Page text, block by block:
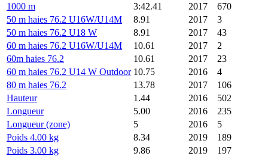
1000 m
3:42.41 2017
670
50 m haies 76.2 U16W/U14M
8.91 2017
3
50 m haies 76.2 U18 W
8.91 2017
43
60 m haies 76.2 U16W/U14M
10.61 2017
2
60m haies 76.2
10.61 2017
23
60 m haies 76.2 U14 W Outdoor 10.75 2016
4
80 m haies 76.2
13.78 2017
106
Hauteur
1.44 2016
502
Longueur
5.00 2016
235
Longueur (zone)
5 2016
5
Poids 4.00 kg
8.34 2019
189
Poids 3.00 kg
9.86 2019
197